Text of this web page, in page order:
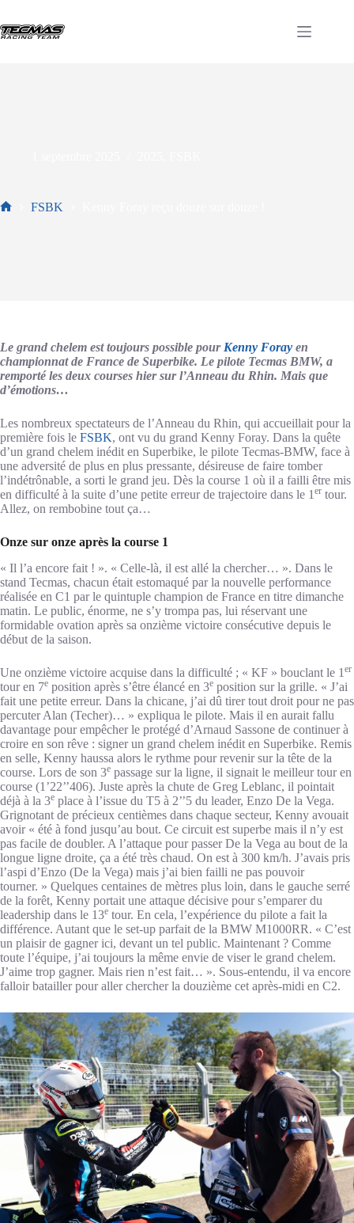
FSBK
Le grand chelem est toujours possible pour Kenny Foray en
championnat de France de Superbike. Le pilote Tecmas BMW, a
remporté les deux courses hier sur l’Anneau du Rhin. Mais que
d’émotions…
Les nombreux spectateurs de l’Anneau du Rhin, qui accueillait pour la
première fois le FSBK, ont vu du grand Kenny Foray. Dans la quête
d’un grand chelem inédit en Superbike, le pilote Tecmas-BMW, face à
une adversité de plus en plus pressante, désireuse de faire tomber
l’indétrônable, a sorti le grand jeu. Dès la course 1 où il a failli être mis
en difficulté à la suite d’une petite erreur de trajectoire dans le 1 er tour.
Allez, on rembobine tout ça…
Onze sur onze après la course 1
« Il l’a encore fait ! ». « Celle-là, il est allé la chercher… ». Dans le
stand Tecmas, chacun était estomaqué par la nouvelle performance
réalisée en C1 par le quintuple champion de France en titre dimanche
matin. Le public, énorme, ne s’y trompa pas, lui réservant une
formidable ovation après sa onzième victoire consécutive depuis le
début de la saison.
Une onzième victoire acquise dans la difficulté ; « KF » bouclant le 1 er
tour en 7e position après s’être élancé en 3e position sur la grille. « J’ai
fait une petite erreur. Dans la chicane, j’ai dû tirer tout droit pour ne pas
percuter Alan (Techer)… » expliqua le pilote. Mais il en aurait fallu
davantage pour empêcher le protégé d’Arnaud Sassone de continuer à
croire en son rêve : signer un grand chelem inédit en Superbike. Remis
en selle, Kenny haussa alors le rythme pour revenir sur la tête de la
course. Lors de son 3e passage sur la ligne, il signait le meilleur tour en
course (1’22’’406). Juste après la chute de Greg Leblanc, il pointait
déjà à la 3e place à l’issue du T5 à 2’’5 du leader, Enzo De la Vega.
Grignotant de précieux centièmes dans chaque secteur, Kenny avouait
avoir « été à fond jusqu’au bout. Ce circuit est superbe mais il n’y est
pas facile de doubler. A l’attaque pour passer De la Vega au bout de la
longue ligne droite, ça a été très chaud. On est à 300 km/h. J’avais pris
l’aspi d’Enzo (De la Vega) mais j’ai bien failli ne pas pouvoir
tourner. » Quelques centaines de mètres plus loin, dans le gauche serré
de la forêt, Kenny portait une attaque décisive pour s’emparer du
leadership dans le 13e tour. En cela, l’expérience du pilote a fait la
différence. Autant que le set-up parfait de la BMW M1000RR. « C’est
un plaisir de gagner ici, devant un tel public. Maintenant ? Comme
toute l’équipe, j’ai toujours la même envie de viser le grand chelem.
J’aime trop gagner. Mais rien n’est fait… ». Sous-entendu, il va encore
falloir batailler pour aller chercher la douzième cet après-midi en C2.